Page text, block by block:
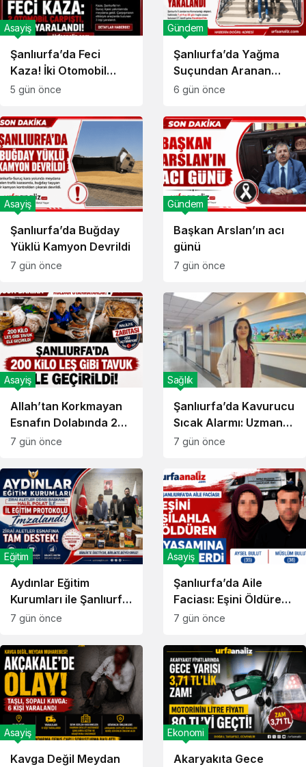
Şanlıurfa’da Feci
Kaza! İki Otomobil
Kafa Kafaya Çarpıştı!
Asayiş
5 gün önce
Şanlıurfa’da Yağma
Suçundan Aranan
Hükümlü Yakalandı
Gündem
6 gün önce
Şanlıurfa’da Buğday
Yüklü Kamyon Devrildi
Asayiş
7 gün önce
Başkan Arslan’ın acı
günü
Gündem
7 gün önce
Allah’tan Korkmayan
Esnafın Dolabında 200
Kilo Bozuk Et!
Asayiş
7 gün önce
Şanlıurfa’da Kavurucu
Sıcak Alarmı: Uzman
Doktordan Ailelere
Sağlık
7 gün önce
Aydınlar Eğitim
Kurumları ile Şanlıurfa
Zirai Aletler Odası
Eğitim
7 gün önce
Şanlıurfa’da Aile
Faciası: Eşini Öldüren
Koca Aynı Silahla
Asayiş
7 gün önce
Kavga Değil Meydan
Asayiş
Akaryakıta Gece
Ekonomi